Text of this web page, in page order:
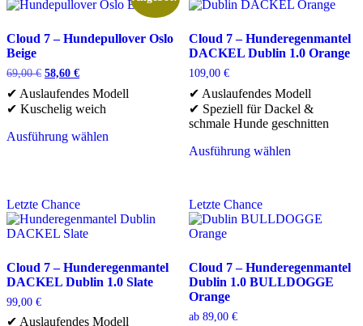
auf.
Optionen
können
auf
der
Produktseite
gewählt
Varianten
Die
Optionen
können
auf
der
Produktseite
gewählt
Cloud 7 – Hundepullover Oslo
Beige
69,00€ Ursprünglicher
war:
69,00 €
58,60 €Aktueller
ist:
58,60 €.
✔ Auslaufendes Modell
✔ Kuschelig weich
Ausführung wählen
Varianten
auf.
Die
können
auf
der
Produktseite
Cloud 7 – Hunderegenmantel
DACKEL Dublin 1.0 Orange
109,00 €
✔ Auslaufendes Modell
✔ Speziell für Dackel &
schmale Hunde geschnitten
Ausführung wählen
mehrere
Varianten
auf.
Optionen
können
auf
der
Letzte Chance
Cloud 7 – Hunderegenmantel
DACKEL Dublin 1.0 Slate
99,00 €
✔ Auslaufendes Modell
Letzte Chance
Cloud 7 – Hunderegenmantel
Dublin 1.0 BULLDOGGE
Orange
ab 89,00 €